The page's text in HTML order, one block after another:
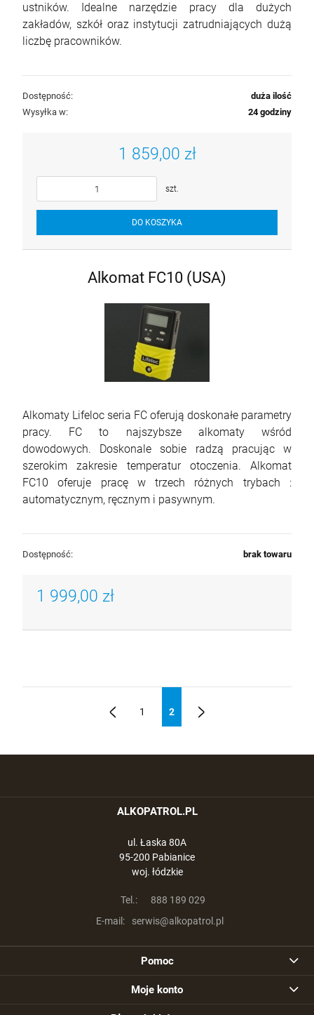
ustników. Idealne narzędzie pracy dla dużych
zakładów, szkół oraz instytucji zatrudniających dużą
liczbę pracowników.
Dostępność:
duża ilość
Wysyłka w:
24 godziny
1 859,00 zł
szt.
DO KOSZYKA
Alkomat FC10 (USA)
Alkomaty Lifeloc seria FC oferują doskonałe parametry
pracy. FC to najszybsze alkomaty wśród
dowodowych. Doskonale sobie radzą pracując w
szerokim zakresie temperatur otoczenia. Alkomat
FC10 oferuje pracę w trzech różnych trybach :
automatycznym, ręcznym i pasywnym.
Dostępność: brak towaru
1 999,00 zł
1 2
ALKOPATROL.PL
ul. Łaska 80A
95-200 Pabianice
woj. łódzkie
Tel.:
888 189 029
E-mail:
serwis@alkopatrol.pl
Pomoc
Moje konto